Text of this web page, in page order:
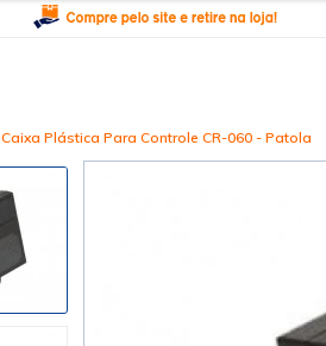
Caixa Plástica Para Controle CR-060 - Patola